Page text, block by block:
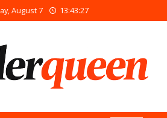
August 7 13:43:27